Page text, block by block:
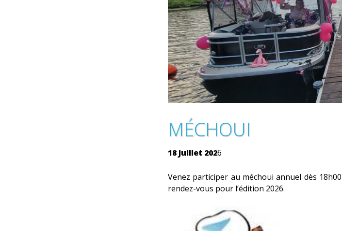
MÉCHOUI
18 Juillet 2026
Venez participer au méchoui annuel dès
rendez-vous pour l’édition 2026.